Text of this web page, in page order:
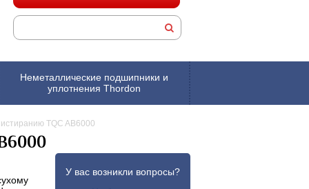
Неметаллические подшипники и
уплотнения Thordon
У вас возникли вопросы?
TQC AB6000